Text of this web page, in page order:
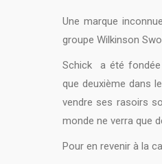
Une marque
groupe Wilkinson
Schick a été fondée
que deuxième dans
vendre ses rasoirs
monde ne verra que
Pour en revenir à la